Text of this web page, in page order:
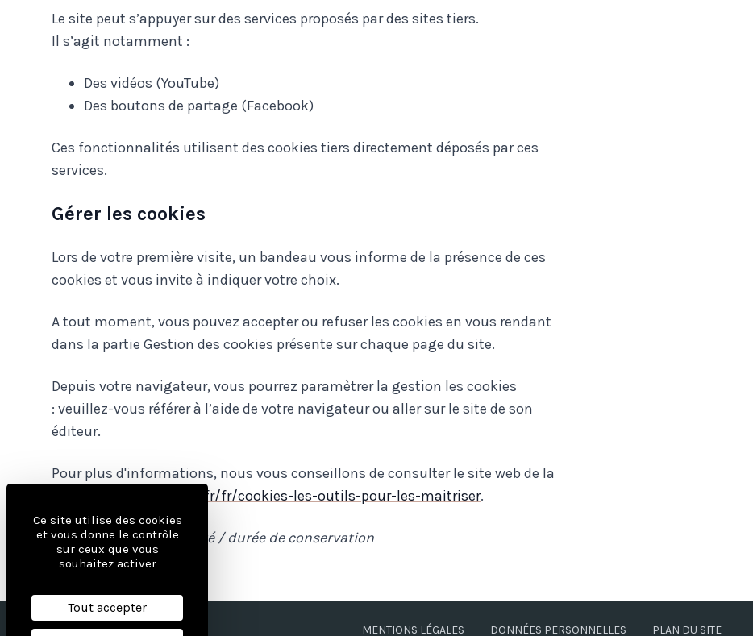
Le site peut s’appuyer sur des services proposés par des sites tiers.
Il s’agit notamment :
Des vidéos (YouTube)
Des boutons de partage (Facebook)
Ces fonctionnalités utilisent des cookies tiers directement déposés par ces
services.
Gérer les cookies
Lors de votre première visite, un bandeau vous informe de la présence de ces
cookies et vous invite à indiquer votre choix.
A tout moment, vous pouvez accepter ou refuser les cookies en vous rendant
dans la partie Gestion des cookies présente sur chaque page du site.
Depuis votre navigateur, vous pourrez paramètrer la gestion les cookies
: veuillez-vous référer à l’aide de votre navigateur ou aller sur le site de son
éditeur.
Pour plus d'informations, nous vous conseillons de consulter le site web de la
https://www.cnil.fr/fr/cookies-les-outils-pour-les-maitriser.
*nom du cookie / finalité / durée de conservation
MENTIONS LÉGALES DONNÉES PERSONNELLES PLAN DU SITE
Ce site utilise des cookies
et vous donne le contrôle
sur ceux que vous
souhaitez activer
Tout accepter